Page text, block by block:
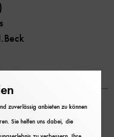
zuverlässig anbieten zu können
Sie helfen uns dabei, die